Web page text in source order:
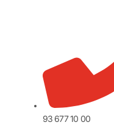
93 677 10 00